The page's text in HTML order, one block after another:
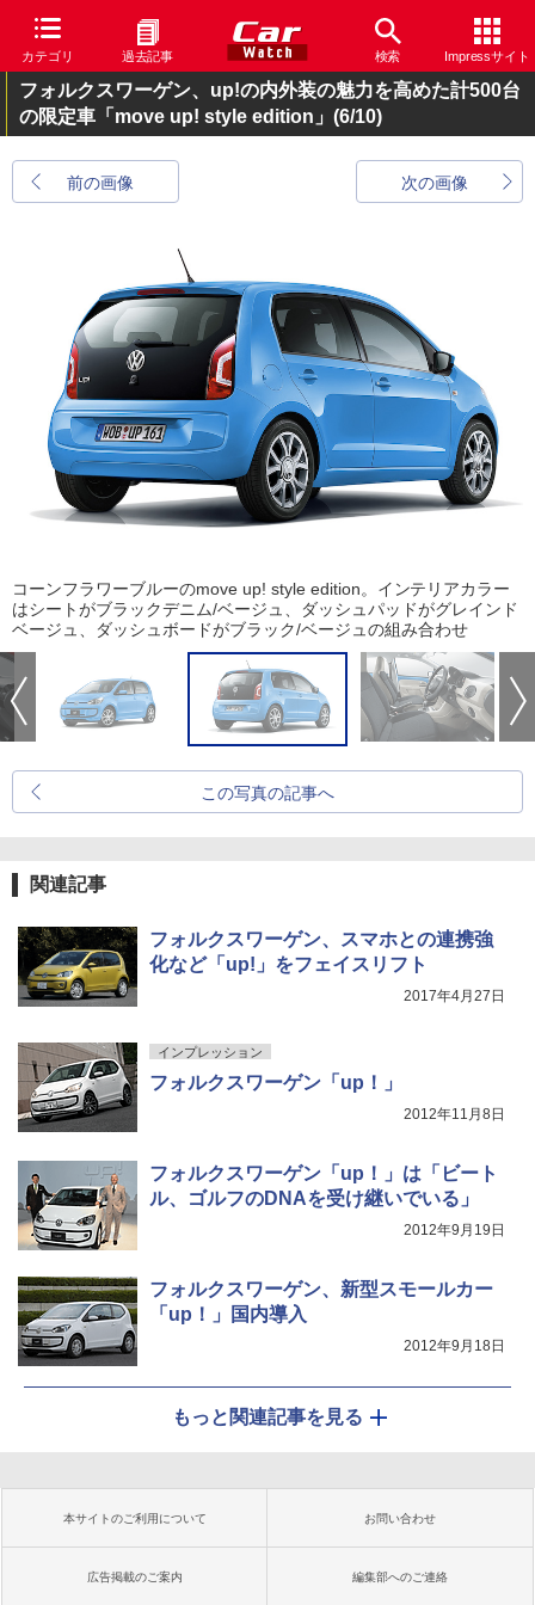
カテゴリ 過去記事 検索 Impressサイト
フォルクスワーゲン、up!の内外装の魅力を高めた計500台
の限定車「move up! style edition」 (6/10)
前の画像 次の画像
コーンフラワーブルーのmove up! style edition。インテリアカラー
はシートがブラックデニム/ベージュ、ダッシュパッドがグレインド
ベージュ、ダッシュボードがブラック/ベージュの組み合わせ
この写真の記事へ
関連記事
フォルクスワーゲン、スマホとの連携強
化など「up!」をフェイスリフト
2017年4月27日
インプレッション
フォルクスワーゲン「up！」
2012年11月8日
フォルクスワーゲン「up！」は「ビート
ル、ゴルフのDNAを受け継いでいる」
2012年9月19日
フォルクスワーゲン、新型スモールカー
「up！」国内導入
2012年9月18日
もっと関連記事を見る
本サイトのご利用について お問い合わせ
広告掲載のご案内 編集部へのご連絡